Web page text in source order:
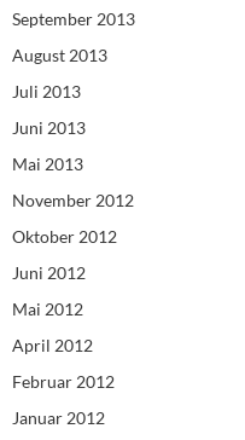
September 2013
August 2013
Juli 2013
Juni 2013
Mai 2013
November 2012
Oktober 2012
Juni 2012
Mai 2012
April 2012
Februar 2012
Januar 2012